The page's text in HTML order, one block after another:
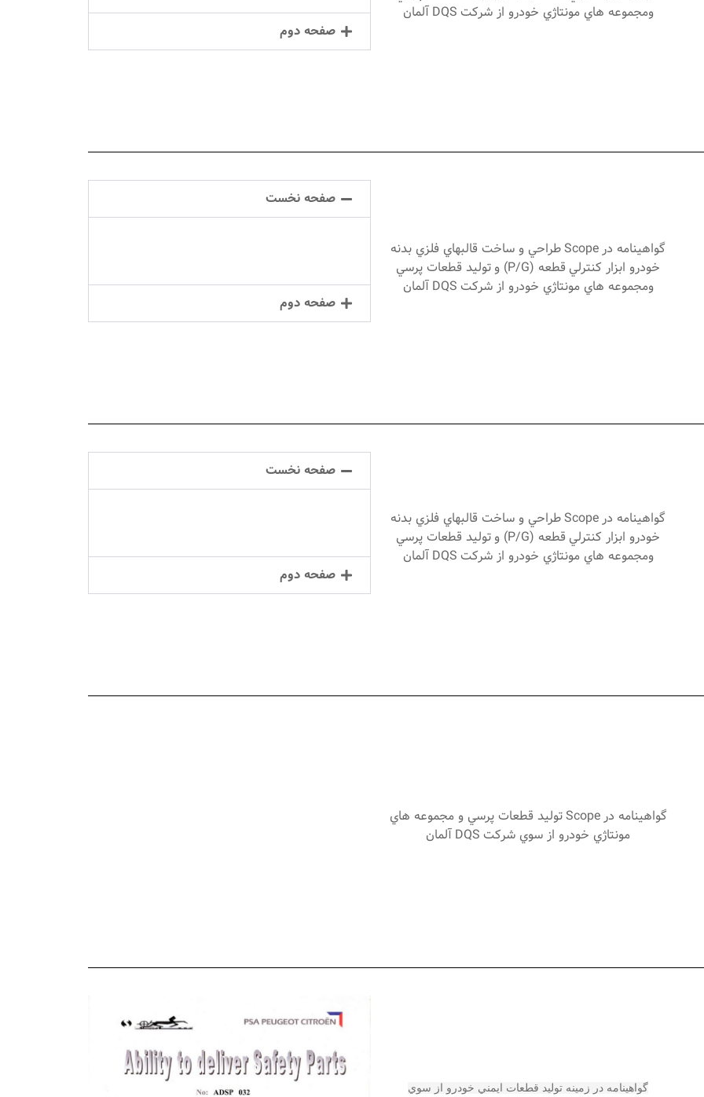
ومجموعه هاي مونتاژي خودرو از شركتDQSآلمان
صفحه دوم
گواهينامه درScopeطراحي و ساخت قالبهاي فلزي بدنه
خودرو ابزار كنترلي قطعه (P/G) و توليد قطعات پرسي
ومجموعه هاي مونتاژي خودرو از شركتDQSآلمان
صفحه نخست
صفحه دوم
گواهينامه درScopeطراحي و ساخت قالبهاي فلزي بدنه
خودرو ابزار كنترلي قطعه (P/G) و توليد قطعات پرسي
ومجموعه هاي مونتاژي خودرو از شركتDQSآلمان
صفحه نخست
صفحه دوم
گواهينامه درScopeتوليد قطعات پرسي و مجموعه هاي
مونتاژي خودرو از سوي شركتDQSآلمان
گواهينامه در زمينه توليد قطعات ايمني خودرو از سوي